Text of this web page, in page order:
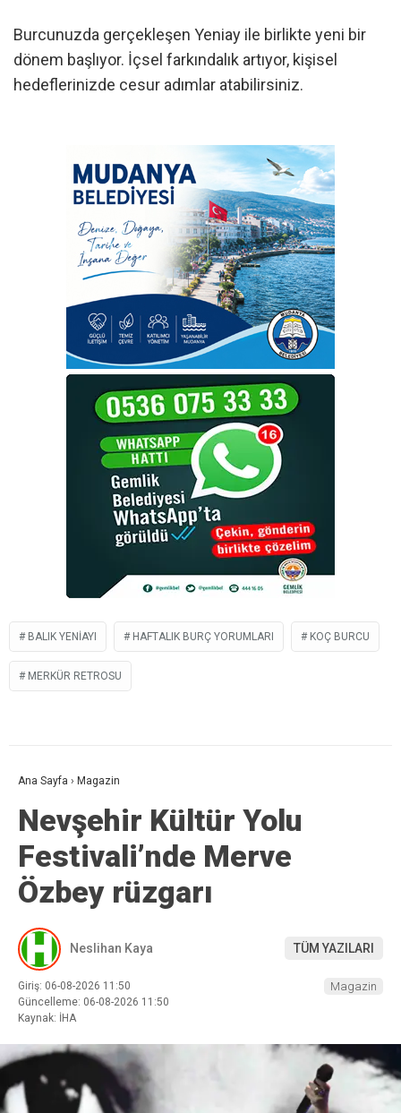
Burcunuzda gerçekleşen Yeniay ile birlikte yeni bir
dönem başlıyor. İçsel farkındalık artıyor, kişisel
hedeflerinizde cesur adımlar atabilirsiniz.
BALIK YENIAYI HAFTALIK BURÇ YORUMLARI KOÇ BURCU
MERKÜR RETROSU
Ana Sayfa › Magazin
Nevşehir Kültür Yolu
Festivali’nde Merve
Özbey rüzgarı
Neslihan Kaya TÜM YAZILARI
Giriş: 06-08-2026 11:50
Güncelleme: 06-08-2026 11:50
Kaynak: İHA
Magazin